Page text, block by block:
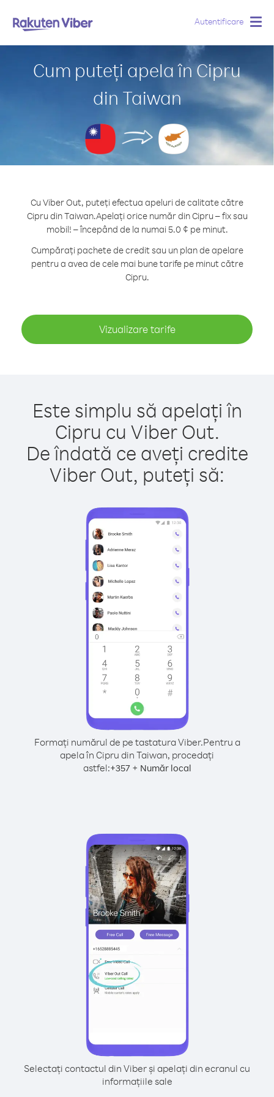
Autentificare
Cum puteți apela în Cipru
din Taiwan
Cu Viber Out, puteți efectua apeluri de calitate către
Cipru din Taiwan.Apelați orice număr din Cipru – fix sau
mobil! – începând de la numai 5.0 ¢ pe minut.
Cumpărați pachete de credit sau un plan de apelare
pentru a avea de cele mai bune tarife pe minut către
Cipru.
Vizualizare tarife
Este simplu să apelați în
Cipru cu Viber Out.
De îndată ce aveți credite
Viber Out, puteți să:
Formați numărul de pe tastatura Viber.Pentru a
apela în Cipru din Taiwan, procedați
astfel:+357+ Număr local
Selectați contactul din Viber și apelați din ecranul cu
informațiile sale